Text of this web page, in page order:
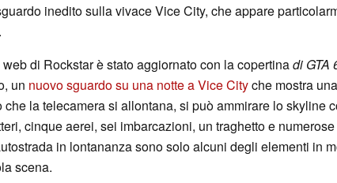
inedito sulla vivace Vice City, che appare
web di Rockstar è stato aggiornato con la copertinadi GTA
un nuovo sguardo su una notte a Vice Cityche mostra
che la telecamera si allontana, si può ammirare lo skyline
cinque aerei, sei imbarcazioni, un traghetto e
in lontananza sono solo alcuni degli elementi in
scena.